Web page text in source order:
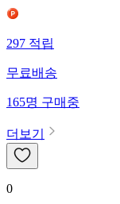
297적립
무료배송
165명구매중
더보기
0